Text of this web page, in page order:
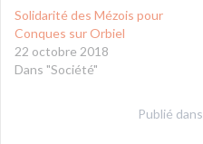
Solidarité des Mézois pour
Conques sur Orbiel
22 octobre 2018
Dans "Société"
Publié dans